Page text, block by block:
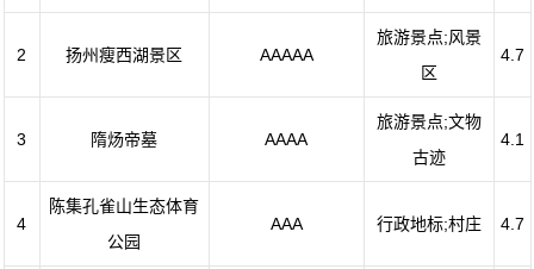
2 扬州瘦西湖景区 AAAAA
旅游景点;风景
区
4.7
3 隋炀帝墓 AAAA
旅游景点;文物
古迹
4.1
4
陈集孔雀山生态体育
公园
AAA 行政地标;村庄 4.7